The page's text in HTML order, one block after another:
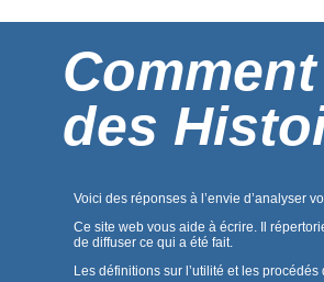
des
Voici des réponses à l’envie d’analyser
Ce site web vous aide à écrire. Il
de diffuser ce qui a été fait.
Les définitions sur l’utilité et les